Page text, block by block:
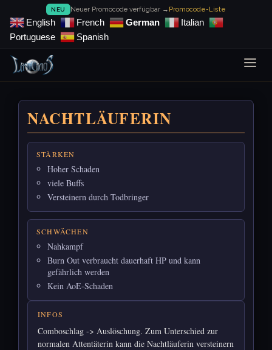
NEU Neuer Promocode verfügbar → Promocode-Liste
English French German
Italian
Portuguese
Spanish
NACHTLÄUFERIN
STÄRKEN
Hoher Schaden
viele Buffs
Versteinern durch Todbringer
SCHWÄCHEN
Nahkampf
Burn Out verbraucht dauerhaft HP und kann
gefährlich werden
Kein AoE-Schaden
INFOS
Comboschlag -> Auslöschung. Zum Unterschied zur
normalen Attentäterin kann die Nachtläuferin versteinern